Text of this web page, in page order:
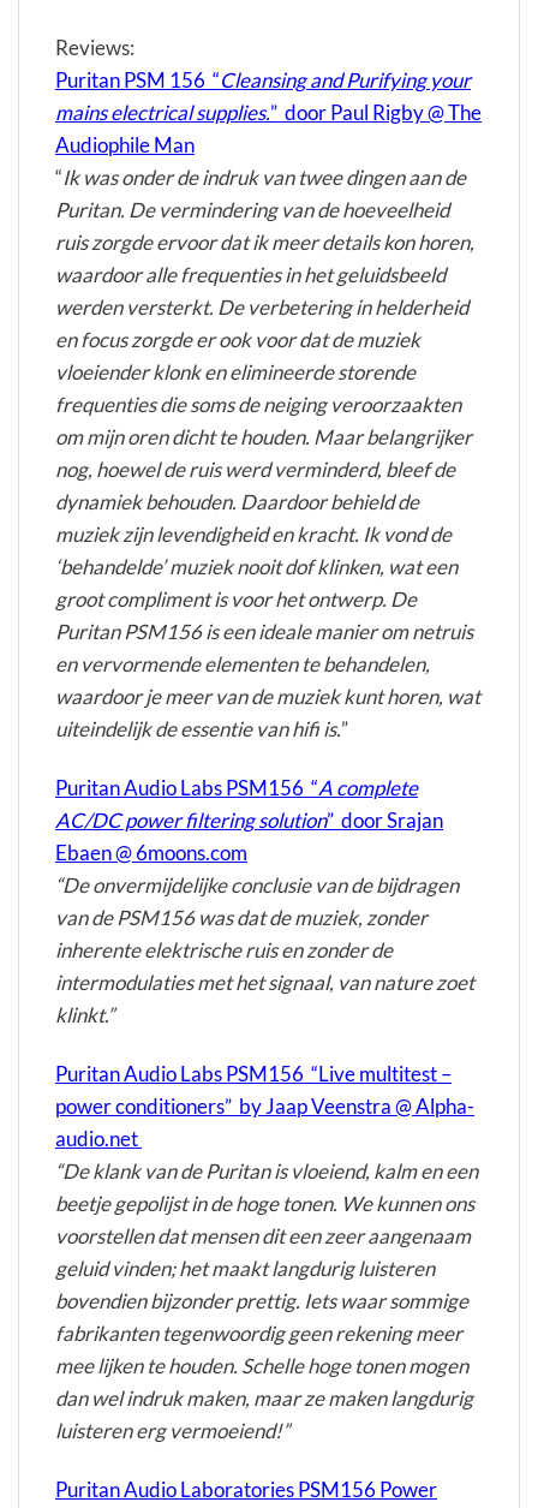
Reviews:
Puritan PSM 156 “Cleansing and Purifying your
mains electrical supplies.” door Paul Rigby @ The
Audiophile Man
“Ik was onder de indruk van twee dingen aan de
Puritan. De vermindering van de hoeveelheid
ruis zorgde ervoor dat ik meer details kon horen,
waardoor alle frequenties in het geluidsbeeld
werden versterkt. De verbetering in helderheid
en focus zorgde er ook voor dat de muziek
vloeiender klonk en elimineerde storende
frequenties die soms de neiging veroorzaakten
om mijn oren dicht te houden. Maar belangrijker
nog, hoewel de ruis werd verminderd, bleef de
dynamiek behouden. Daardoor behield de
muziek zijn levendigheid en kracht. Ik vond de
‘behandelde’ muziek nooit dof klinken, wat een
groot compliment is voor het ontwerp. De
Puritan PSM156 is een ideale manier om netruis
en vervormende elementen te behandelen,
waardoor je meer van de muziek kunt horen, wat
uiteindelijk de essentie van hifi is.”
Puritan Audio Labs PSM156 “A complete
AC/DC power filtering solution” door Srajan
Ebaen @ 6moons.com
“De onvermijdelijke conclusie van de bijdragen
van de PSM156 was dat de muziek, zonder
inherente elektrische ruis en zonder de
intermodulaties met het signaal, van nature zoet
klinkt.”
Puritan Audio Labs PSM156 “Live multitest –
power conditioners” by Jaap Veenstra @ Alpha-
audio.net
“De klank van de Puritan is vloeiend, kalm en een
beetje gepolijst in de hoge tonen. We kunnen ons
voorstellen dat mensen dit een zeer aangenaam
geluid vinden; het maakt langdurig luisteren
bovendien bijzonder prettig. Iets waar sommige
fabrikanten tegenwoordig geen rekening meer
mee lijken te houden. Schelle hoge tonen mogen
dan wel indruk maken, maar ze maken langdurig
luisteren erg vermoeiend!”
Puritan Audio Laboratories PSM156 Power